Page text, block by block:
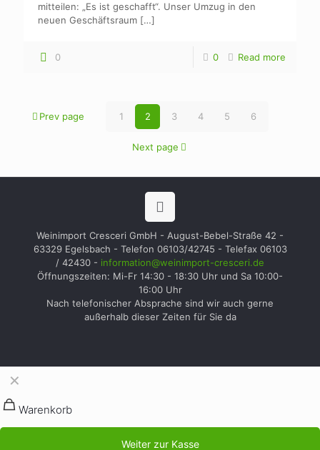
mitteilen: „Es ist geschafft“. Unser Umzug in den
neuen Geschäftsraum […]
0 0 Read more
Prev page 1 2 3 4 5 6
Next page
Weinimport Cresceri GmbH - August-Bebel-Straße 42 -
63329 Egelsbach - Telefon 06103/42745 - Telefax 06103
/ 42430 - information@weinimport-cresceri.de
Öffnungszeiten: Mi-Fr 14:30 - 18:30 Uhr und Sa 10:00-
16:00 Uhr
Nach telefonischer Absprache sind wir auch gerne
außerhalb dieser Zeiten für Sie da
✕
Warenkorb
Weiter zur Kasse